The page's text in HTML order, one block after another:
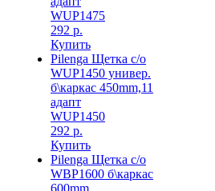
WUP1475
292 р.
Купить
Pilenga Щетка с/о
WUP1450 универ.
б\каркас 450mm,11
адапт
WUP1450
292 р.
Купить
Pilenga Щетка с/о
WBP1600 б\каркас
600mm